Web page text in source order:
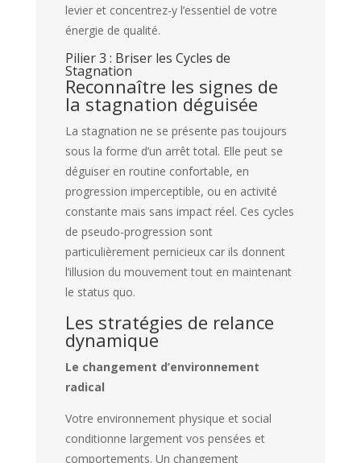
levier et concentrez-y l’essentiel de votre
énergie de qualité.
Pilier 3 : Briser les Cycles de
Stagnation
Reconnaître les signes de
la stagnation déguisée
La stagnation ne se présente pas toujours
sous la forme d’un arrêt total. Elle peut se
déguiser en routine confortable, en
progression imperceptible, ou en activité
constante mais sans impact réel. Ces cycles
de pseudo-progression sont
particulièrement pernicieux car ils donnent
l’illusion du mouvement tout en maintenant
le status quo.
Les stratégies de relance
dynamique
Le changement d’environnement
radical
Votre environnement physique et social
conditionne largement vos pensées et
comportements. Un changement